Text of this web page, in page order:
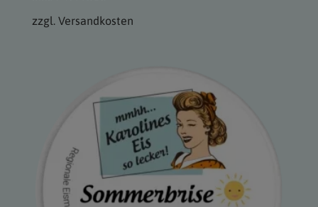
zzgl. Versandkosten